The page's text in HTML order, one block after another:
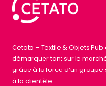
Cetato – Textile & Objets
démarquer tant sur le
grâce à la force d’un
à la clientèle